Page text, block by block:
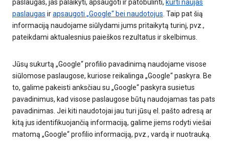
paslaugas, jas palaikyti, apsaugoti ir patobulinti, kurti naujas
paslaugas irapsaugoti „Google“ bei naudotojus. Taip pat šią
informaciją naudojame siūlydami jums pritaikytą turinį, pvz.,
pateikdami aktualesnius paieškos rezultatus ir skelbimus.
Jūsų sukurtą „Google“ profilio pavadinimą naudojame visose
siūlomose paslaugose, kuriose reikalinga „Google“ paskyra. Be
to, galime pakeisti anksčiau su „Google“ paskyra susietus
pavadinimus, kad visose paslaugose būtų naudojamas tas pats
pavadinimas. Jei kiti naudotojai jau turi jūsų el. pašto adresą ar
kitą jus identifikuojančią informaciją, galime jiems rodyti viešai
matomą „Google“ profilio informaciją, pvz., vardą ir nuotrauką.